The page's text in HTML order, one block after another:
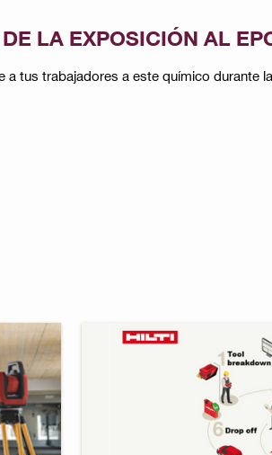
LA EXPOSICIÓN AL
tus trabajadores a este químico durante